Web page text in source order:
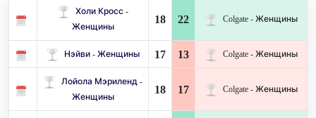
Холи Кросс -
Женщины
18 22 Colgate - Женщины
Нэйви - Женщины 17 13 Colgate - Женщины
Лойола Мэриленд -
Женщины
18 17 Colgate - Женщины